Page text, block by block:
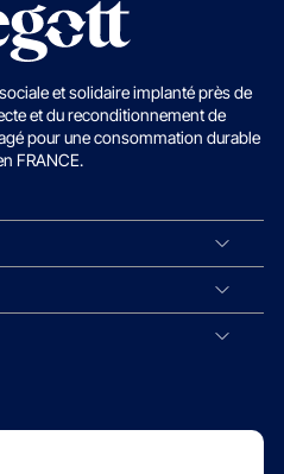
et solidaire implanté près de
et du reconditionnement de
pour une consommation durable
FRANCE.